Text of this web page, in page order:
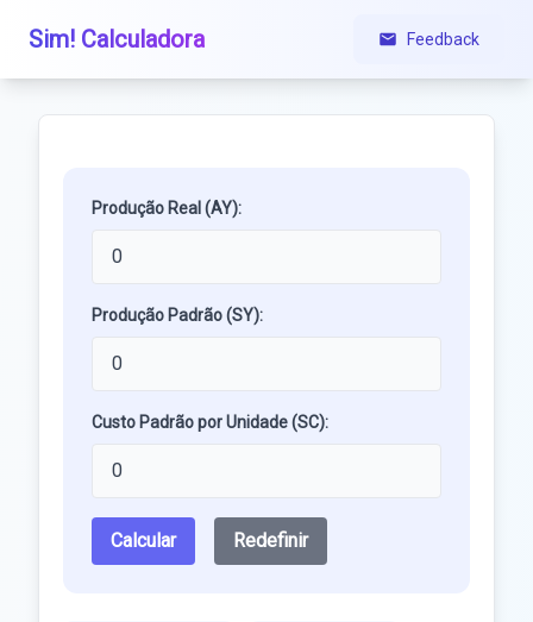
Sim! Calculadora Feedback
Produção Real (AY):
Produção Padrão (SY):
Custo Padrão por Unidade (SC):
Calcular Redefinir